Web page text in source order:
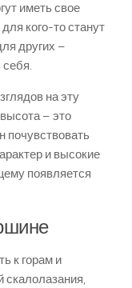
иметь свое
кого-то станут
других –
на эту
– это
почувствовать
и высокие
появляется
к горам и
скалолазания,